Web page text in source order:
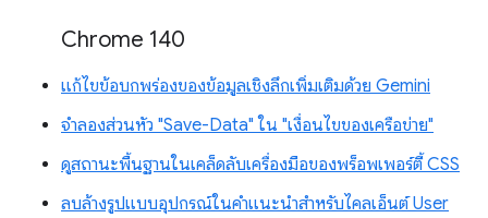
Chrome 140
แก้ไขข้อบกพร่องของข้อมูลเชิงลึกเพิ่มเติมด้วย Gemini
จำลองส่วนหัว "Save-Data" ใน "เงื่อนไขของเครือข่าย"
ดูสถานะพื้นฐานในเคล็ดลับเครื่องมือของพร็อพเพอร์ตี้ CSS
ลบล้างรูปแบบอุปกรณ์ในคำแนะนำสำหรับไคลเอ็นต์ User